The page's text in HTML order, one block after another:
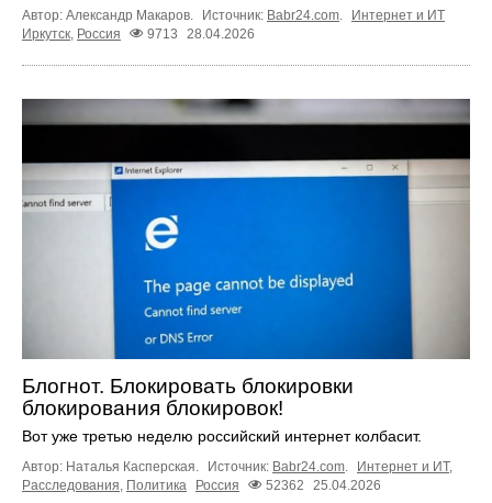
Автор: Александр Макаров. Источник: Babr24.com
Интернет и ИТ
Иркутск, Россия 9713 28.04.2026
Блогнот. Блокировать блокировки
блокирования блокировок!
Вот уже третью неделю российский интернет колбасит.
Автор: Наталья Касперская. Источник: Babr24.com Интернет и ИТ,
Расследования Политика Россия 52362 25.04.2026